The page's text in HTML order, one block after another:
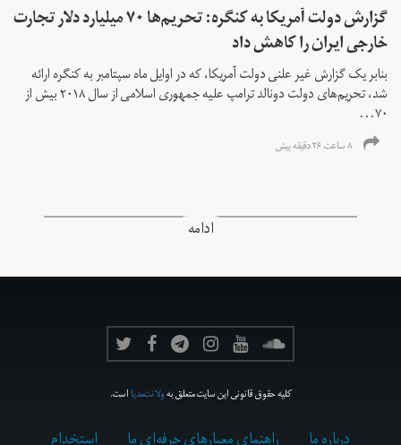
گزارش دولت آمریکا به کنگره: تحریم‌ها ۷۰ میلیارد دلار تجارت
خارجی ایران را کاهش داد
بنابر یک گزارش غیر علنی دولت آمریکا، که در اوایل ماه سپتامبر به کنگره ارائه
شد، تحریم‌های دولت دونالد ترامپ علیه جمهوری اسلامی از سال ۲۰۱۸ بیش از
۷۰...
۸ ساعت ۲۶ دقیقه پیش
ادامه
کلیه حقوق قانونی این سایت متعلق بهولانت‌مدیااست.